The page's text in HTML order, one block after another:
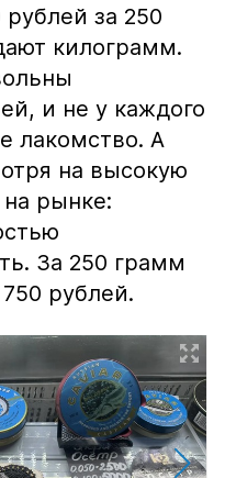
за 250
килограмм.
и не у каждого
лакомство. А
на высокую
рынке:
За 250 грамм
рублей.